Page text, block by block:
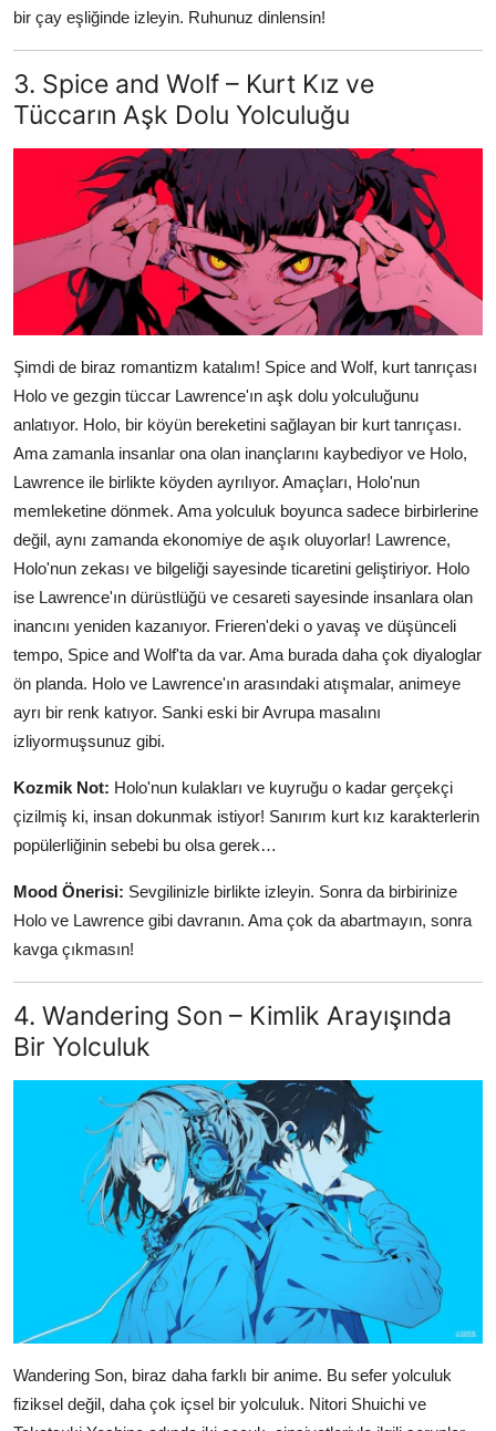
bir çay eşliğinde izleyin. Ruhunuz dinlensin!
3. Spice and Wolf – Kurt Kız ve
Tüccarın Aşk Dolu Yolculuğu
Şimdi de biraz romantizm katalım! Spice and Wolf, kurt tanrıçası
Holo ve gezgin tüccar Lawrence'ın aşk dolu yolculuğunu
anlatıyor. Holo, bir köyün bereketini sağlayan bir kurt tanrıçası.
Ama zamanla insanlar ona olan inançlarını kaybediyor ve Holo,
Lawrence ile birlikte köyden ayrılıyor. Amaçları, Holo'nun
memleketine dönmek. Ama yolculuk boyunca sadece birbirlerine
değil, aynı zamanda ekonomiye de aşık oluyorlar! Lawrence,
Holo'nun zekası ve bilgeliği sayesinde ticaretini geliştiriyor. Holo
ise Lawrence'ın dürüstlüğü ve cesareti sayesinde insanlara olan
inancını yeniden kazanıyor. Frieren'deki o yavaş ve düşünceli
tempo, Spice and Wolf'ta da var. Ama burada daha çok diyaloglar
ön planda. Holo ve Lawrence'ın arasındaki atışmalar, animeye
ayrı bir renk katıyor. Sanki eski bir Avrupa masalını
izliyormuşsunuz gibi.
Kozmik Not: Holo'nun kulakları ve kuyruğu o kadar gerçekçi
çizilmiş ki, insan dokunmak istiyor! Sanırım kurt kız karakterlerin
popülerliğinin sebebi bu olsa gerek…
Mood Önerisi: Sevgilinizle birlikte izleyin. Sonra da birbirinize
Holo ve Lawrence gibi davranın. Ama çok da abartmayın, sonra
kavga çıkmasın!
4. Wandering Son – Kimlik Arayışında
Bir Yolculuk
Wandering Son, biraz daha farklı bir anime. Bu sefer yolculuk
fiziksel değil, daha çok içsel bir yolculuk. Nitori Shuichi ve